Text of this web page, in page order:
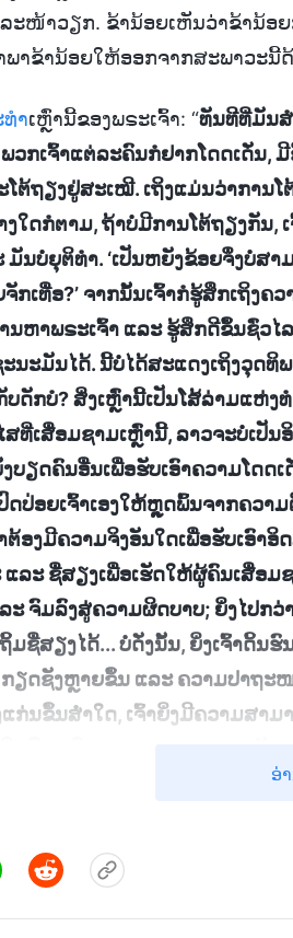
ະໜ້າວຽກ. ຂ້ານ້ອຍເຫັນວ່າຂ້ານ້ອ
ພາຂ້ານ້ອຍໃຫ້ອອກຈາກສະພາວະນີ້ດ້
ຳເຫຼົ່ານີ້ຂອງພຣະເຈົ້າ: “ທັນທີທີ່ມັນ
ພວກເຈົ້າແຕ່ລະຄົນກໍຢາກໂດດເດັ່ນ
ຕ້ຖຽງຢູ່ສະເໝີ. ເຖິງແມ່ນວ່າການ
ງໃດກໍຕາມ, ຖ້າບໍ່ມີການໂຕ້ຖຽງກັນ,
ມັນບໍ່ຍຸຕິທຳ. ‘ເປັນຫຍັງຂ້ອຍຈຶ່ງບໍ່ສ
ກເທື່ອ?’ ຈາກນັ້ນເຈົ້າກໍຮູ້ສຶກເຖິງຄ
ານຫາພຣະເຈົ້າ ແລະ ຮູ້ສຶກດີຂຶ້ນຊົ່
ະນະມັນໄດ້. ນີ້ບໍ່ໄດ້ສະແດງເຖິງວຸ
ບດັກບໍ? ສິ່ງເຫຼົ່ານີ້ເປັນໂສ້ລ່າມແຫ່
ທີ່ເສື່ອມຊາມເຫຼົ່ານີ້, ລາວຈະບໍ່ເປັ
ບຽດຄົນອື່ນເພື່ອຮັບເອົາຄວາມໂດດ
ປ່ອຍເຈົ້າເອງໃຫ້ຫຼຸດພົ້ນຈາກຄວາ
ຕ້ອງມີຄວາມຈິງອັນໃດເພື່ອຮັບເອົາ
ລະ ຊື່ສຽງເພື່ອເຮັດໃຫ້ຜູ້ຄົນເສື່ອມ
ະ ຈົມລົງສູ່ຄວາມຜິດບາບ; ຍິ່ງໄປກ
ມຊື່ສຽງໄດ້... ບໍ່ດັ່ງນັ້ນ, ຍິ່ງເຈົ້າດິ້ນ
ຽດຊັງຫຼາຍຂຶ້ນ ແລະ ຄວາມປາຖະ
ແກ່ນຂຶ້ນສ່ຳໃດ, ເຈົ້າຍິ່ງມີຄວາມສາ
ດ, ເຈົ້າຍິ່ງຈະປະຕິບັດໜ້າທີ່ຂອງເ
ກກຳຈັດເທື່ອລະໜ້ອຍ
ນບັນທຶກບົດສົນທະນາຂອງພຣະຄຣິດກ່ຽວ
ພາວະຂອງຂ້ອຍເອງໄດ້ຢ່າງຊັດເຈ
ອ່